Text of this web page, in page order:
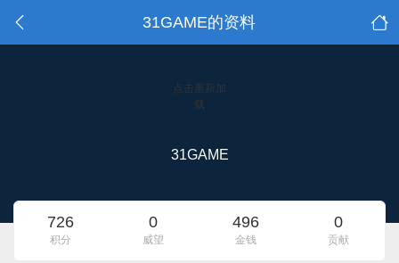
31GAME的资料
点击重新加
载
31GAME
726
积分
0
威望
496
金钱
0
贡献